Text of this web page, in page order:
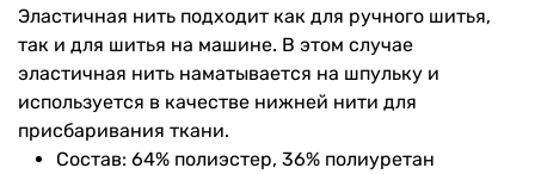
Эластичная нить подходит как для ручного шитья,
так и для шитья на машине. В этом случае
эластичная нить наматывается на шпульку и
используется в качестве нижней нити для
присбаривания ткани.
Состав: 64% полиэстер, 36% полиуретан